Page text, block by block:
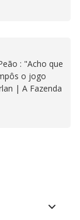
: "Acho que
o jogo
| A Fazenda